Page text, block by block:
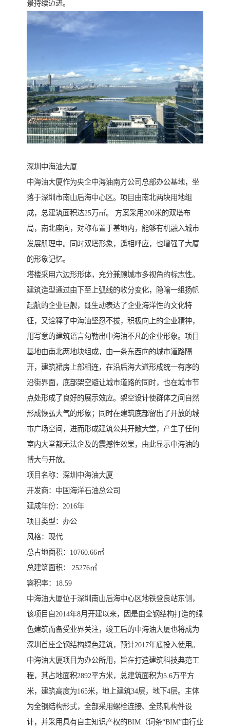
景持续迈进。
深圳中海油大厦
中海油大厦作为央企中海油南方公司总部办公基地，坐
落于深圳市南山后海中心区。项目由南北两块用地组
成，总建筑面积达25万㎡。 方案采用200米的双塔布
局，南北座向，对称布置于基地内，能够有机融入城市
发展肌理中。同时双塔形象，遥相呼应，也增强了大厦
的形象记忆。
塔楼采用六边形形体，充分兼顾城市多视角的标志性。
建筑造型通过由下至上弧线的收分变化，隐喻一组扬帆
起航的企业巨舰，既生动表达了企业海洋性的文化特
征，又诠释了中海油坚忍不拔，积极向上的企业精神，
用写意的建筑语言勾勒出中海油不凡的企业形象。项目
基地由南北两地块组成，由一条东西向的城市道路隔
开，建筑裙房上部相连，在沿后海大道形成统一有序的
沿街界面，底部架空避让城市道路的同时，也在城市节
点处形成了良好的展示效应。架空设计使群体之间自然
形成恢弘大气的形象；同时在建筑底部留出了开放的城
市广场空间，进而形成建筑公共开敞大堂，产生了任何
室内大堂都无法企及的震撼性效果，由此显示中海油的
博大与开放。
项目名称：深圳中海油大厦
开发商：中国海洋石油总公司
建成年份：2016年
项目类型：办公
风格：现代
总占地面积：10760.66㎡
总建筑面积： 25276㎡
容积率：18.59
中海油大厦位于深圳南山后海中心区地铁登良站东侧，
该项目自2014年8月开建以来，因是由全钢结构打造的绿
色建筑而备受业界关注，竣工后的中海油大厦也将成为
深圳首座全钢结构绿色建筑，预计2017年底投入使用。
中海油大厦项目为办公所用，旨在打造建筑科技典范工
程，其占地面积2892平方米，总建筑面积为5.6万平方
米，建筑高度为165米，地上建筑34层，地下4层。主体
为全钢结构形式，全部采用螺栓连接、全热轧构件设
计，并采用具有自主知识产权的BIM（词条“BIM”由行业